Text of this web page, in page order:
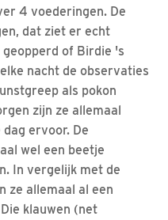
4 voederingen. De
dat ziet er echt
of Birdie 's
nacht de observaties
als pokon
zijn ze allemaal
ervoor. De
wel een beetje
In vergelijk met de
ze allemaal al een
klauwen (net